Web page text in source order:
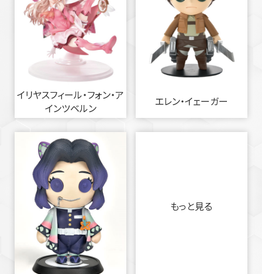
イリヤスフィール・フォン・ア
インツベルン
エレン・イェーガー
もっと見る